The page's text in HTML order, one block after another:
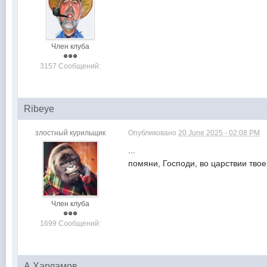
Член клуба
3157 Сообщений:
Ribeye
злостный курильщик
Член клуба
1699 Сообщений:
Опубликовано20 June 2025 - 02:08 PM
помяни, Господи, во царствии